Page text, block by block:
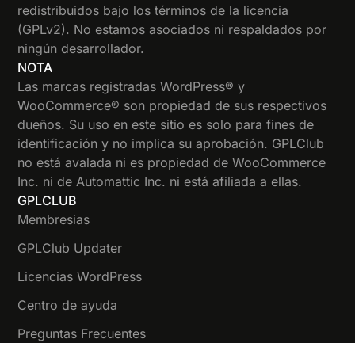
redistribuidos bajo los términos de la licencia
(GPLv2). No estamos asociados ni respaldados por
ningún desarrollador.
NOTA
Las marcas registradas WordPress® y
WooCommerce® son propiedad de sus respectivos
dueños. Su uso en este sitio es solo para fines de
identificación y no implica su aprobación. GPLClub
no está avalada ni es propiedad de WooCommerce
Inc. ni de Automattic Inc. ni está afiliada a ellas.
GPLCLUB
Membresias
GPLClub Updater
Licencias WordPress
Centro de ayuda
Preguntas Frecuentes